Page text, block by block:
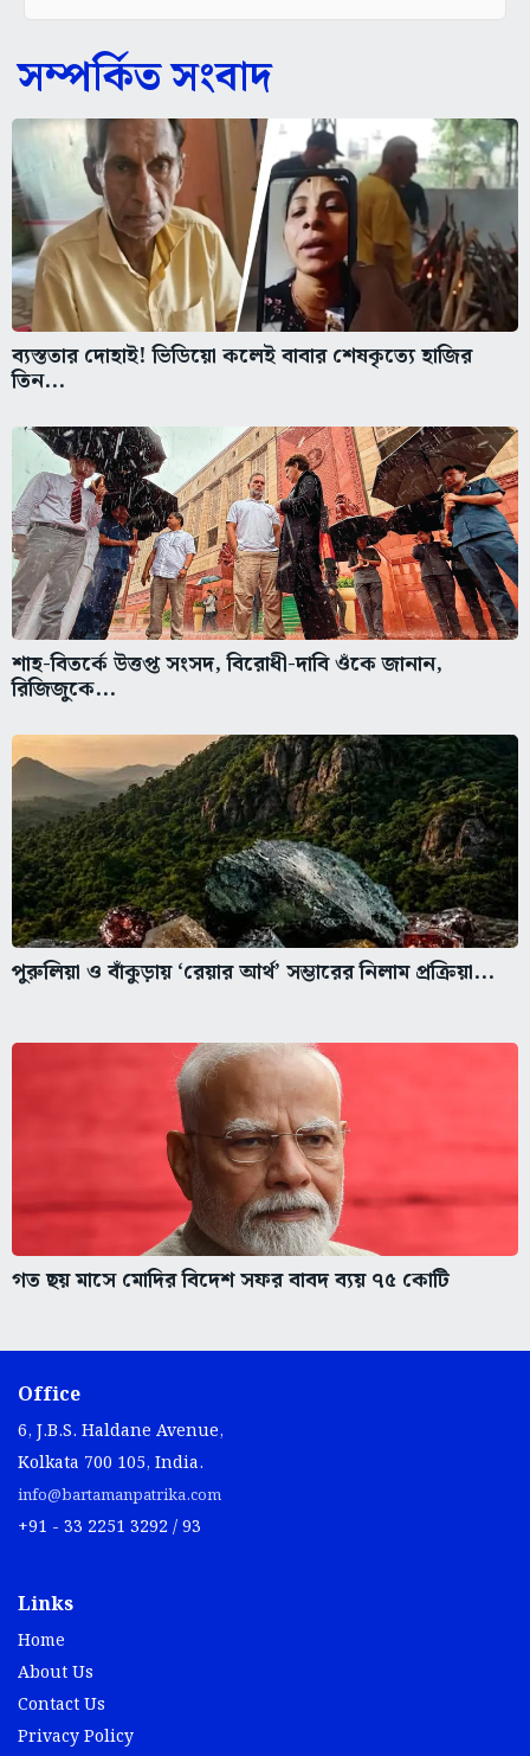
সম্পর্কিত সংবাদ
ব্যস্ততার দোহাই! ভিডিয়ো কলেই বাবার শেষকৃত্যে হাজির
তিন...
শাহ-বিতর্কে উত্তপ্ত সংসদ, বিরোধী-দাবি ওঁকে জানান,
রিজিজুকে...
পুরুলিয়া ও বাঁকুড়ায় ‘রেয়ার আর্থ’ সম্ভারের নিলাম প্রক্রিয়া...
গত ছয় মাসে মোদির বিদেশ সফর বাবদ ব্যয় ৭৫ কোটি
Office
6, J.B.S. Haldane Avenue,
Kolkata 700 105, India.
info@bartamanpatrika.com
+91 - 33 2251 3292 / 93
Links
Home
About Us
Contact Us
Privacy Policy